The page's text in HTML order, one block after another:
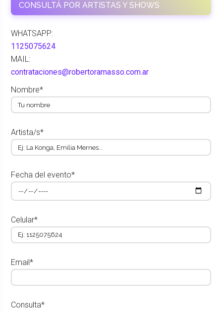
CONSULTÁ POR ARTISTAS Y SHOWS
WHATSAPP:
1125075624
MAIL:
contrataciones@robertoramasso.com.ar
Nombre*
Artista/s*
Fecha del evento*
Celular*
Email*
Consulta*